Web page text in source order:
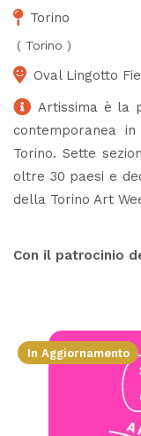
Torino
( Torino )
Oval Lingotto
Artissima è la
contemporanea
Torino. Sette
oltre 30 paesi e
della Torino Art
Con il patrocinio
In Aggiornamento